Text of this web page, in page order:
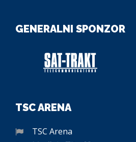
GENERALNI SPONZOR
TSC ARENA
TSC Arena